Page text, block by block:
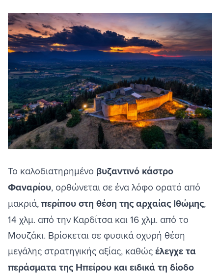
Το καλοδιατηρημένο βυζαντινό κάστρο
Φαναρίου, ορθώνεται σε ένα λόφο ορατό από
μακριά,περίπου στη θέση της αρχαίας Ιθώμης,
14 χλμ. από την Καρδίτσα και 16 χλμ. από το
Μουζάκι. Βρίσκεται σε φυσικά οχυρή θέση
μεγάλης στρατηγικής αξίας, καθώςέλεγχε τα
περάσματα της Ηπείρου και ειδικά τη δίοδο